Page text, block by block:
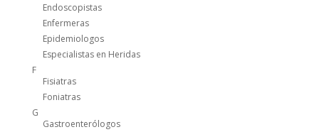
Endoscopistas
Enfermeras
Epidemiologos
Especialistas en Heridas
F
Fisiatras
Foniatras
G
Gastroenterólogos